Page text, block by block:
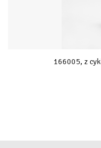
166005, z